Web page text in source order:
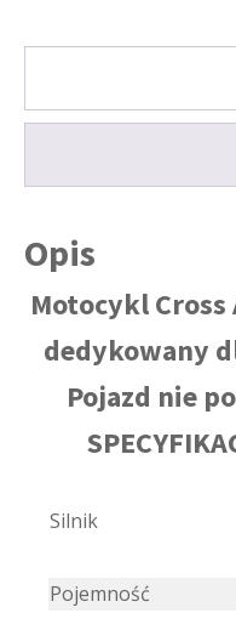
Opis
Motocykl Cross
dedykowany
Pojazd nie
Silnik
Pojemność